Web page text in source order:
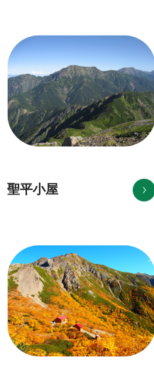
聖平小屋